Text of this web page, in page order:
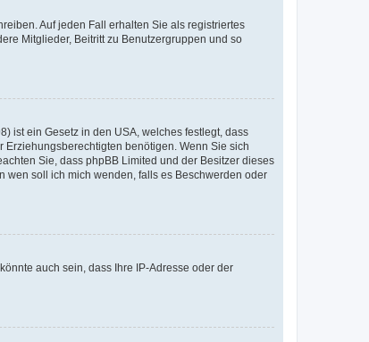
Auf jeden Fall erhalten Sie als registriertes
Mitglieder, Beitritt zu Benutzergruppen und so
ist ein Gesetz in den USA, welches festlegt, dass
benötigen. Wenn Sie sich
Sie, dass phpBB Limited und der Besitzer dieses
wen soll ich mich wenden, falls es Beschwerden oder
auch sein, dass Ihre IP-Adresse oder der